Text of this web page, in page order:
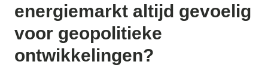
energiemarkt altijd gevoelig
voor geopolitieke
ontwikkelingen?